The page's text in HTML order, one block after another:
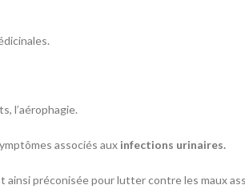
l’aérophagie.
associés aux infections urinaires.
ainsi préconisée pour lutter contre les maux